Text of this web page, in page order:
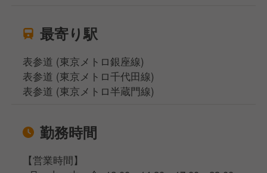
最寄り駅
表参道 (東京メトロ銀座線)
表参道 (東京メトロ千代田線)
表参道 (東京メトロ半蔵門線)
勤務時間
【営業時間】